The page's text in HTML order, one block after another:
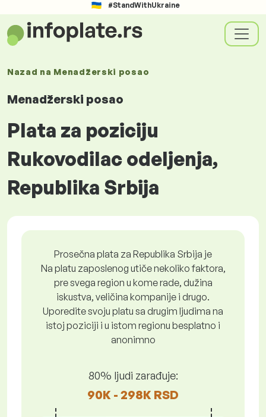
#StandWithUkraine
Nazad na Menadžerski posao
Menadžerski posao
Plata za poziciju
Rukovodilac odeljenja,
Republika Srbija
Prosečna plata za Republika Srbija je
Na platu zaposlenog utiče nekoliko faktora,
pre svega region u kome rade, dužina
iskustva, veličina kompanije i drugo.
Uporedite svoju platu sa drugim ljudima na
istoj poziciji i u istom regionu besplatno i
anonimno
80% ljudi zarađuje:
90K - 298K RSD